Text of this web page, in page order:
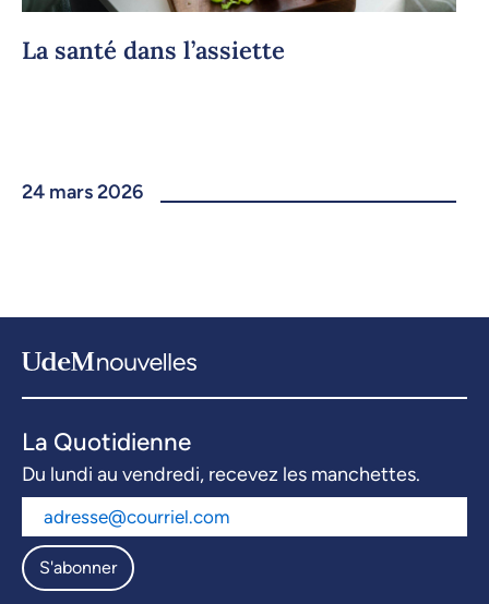
La santé dans l’assiette
24 mars 2026
La Quotidienne
Du lundi au vendredi, recevez les manchettes.
S'abonner